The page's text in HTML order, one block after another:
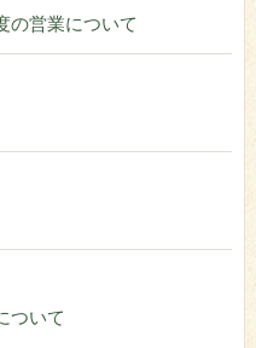
営業について
いて